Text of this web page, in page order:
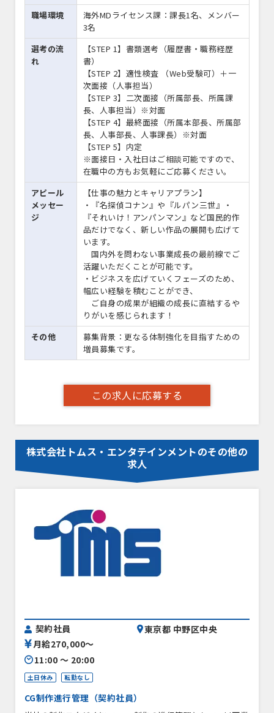
職場環境
海外MDライセンス課：課長1名、メンバー
3名
選考の流
れ
【STEP 1】書類選考（履歴書・職務経歴
書）
【STEP 2】適性検査 （Web受験可）＋一
次面接（人事担当）
【STEP 3】二次面接（所属部長、所属課
長、人事担当）※対面
【STEP 4】最終面接（所属本部長、所属部
長、人事部長、人事課長）※対面
【STEP 5】内定
※面接日・入社日はご相談可能ですので、
在職中の方もお気軽にご応募ください。
アピール
メッセー
ジ
【仕事の魅力とキャリアプラン】
・『名探偵コナン』や『ルパン三世』・
『それいけ！アンパンマン』など国民的作
品だけでなく、新しい作品の展開も広げて
います。
国内外を問わない事業成長の最前線でご
活躍いただくことが可能です。
・ビジネスを広げていくフェーズのため、
幅広い経験を積むことができ、
ご自身の成果が組織の成長に直結するや
りがいを感じられます！
その他
募集背景：更なる体制強化を目指すための
増員募集です。
この求人に応募する
株式会社トムス・エンタテインメントのその他の
求人
契約社員
月給270,000〜
11:00 〜 20:00
東京都 中野区中央
土日休み 転勤なし
CG制作進行管理（契約社員）